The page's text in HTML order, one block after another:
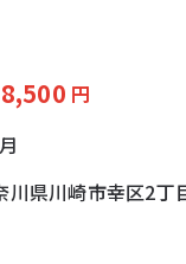
円
川県川崎市幸区2丁